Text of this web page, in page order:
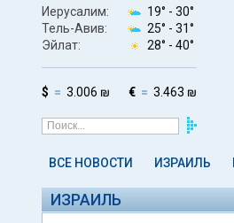
Иерусалим: 19° - 30°
Тель-Авив:
25° - 31°
Эйлат:
28° - 40°
$ 3.006 ₪ € 3.463 ₪
ВСЕ НОВОСТИ ИЗРАИЛЬ
ИЗРАИЛЬ